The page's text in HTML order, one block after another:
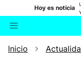
Hoy es noticia
Buscador
Inicio